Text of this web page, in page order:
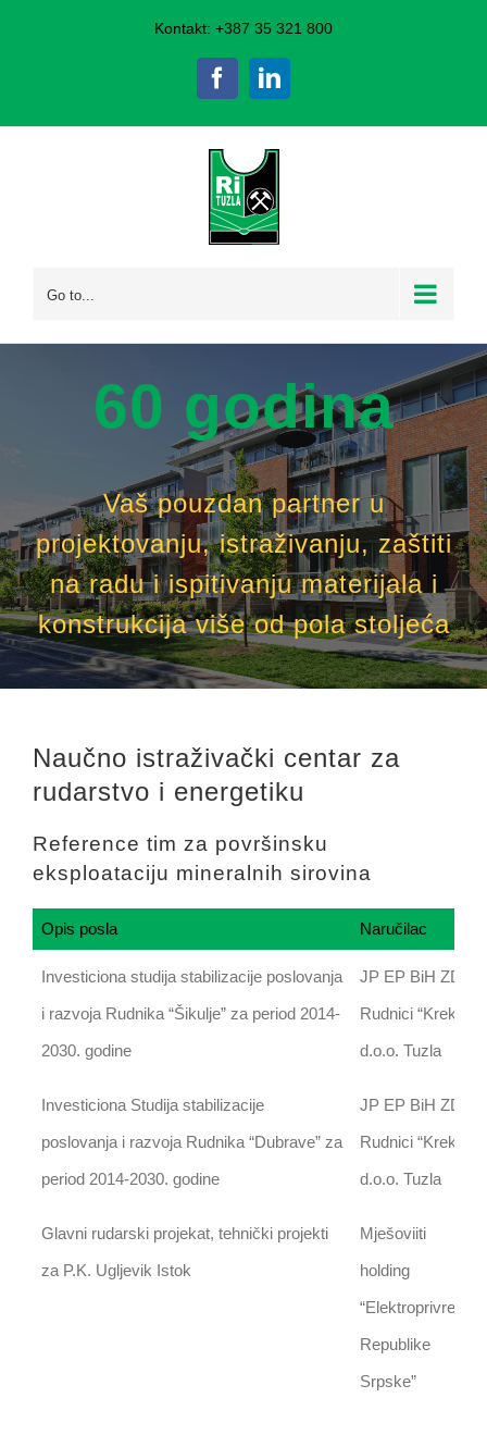
Kontakt: +387 35 321 800
FacebookLinkedIn
Go to...
60 godina
Vaš pouzdan partner u
projektovanju, istraživanju, zaštiti
na radu i ispitivanju materijala i
konstrukcija više od pola stoljeća
Naučno istraživački centar za
rudarstvo i energetiku
Reference tim za površinsku
eksploataciju mineralnih sirovina
Opis posla Naručilac
Investiciona studija stabilizacije poslovanja
i razvoja Rudnika “Šikulje” za period 2014-
2030. godine
JP EP BiH ZD
Rudnici “Kreka”
d.o.o. Tuzla
Investiciona Studija stabilizacije
poslovanja i razvoja Rudnika “Dubrave” za
period 2014-2030. godine
JP EP BiH ZD
Rudnici “Kreka”
d.o.o. Tuzla
Glavni rudarski projekat, tehnički projekti
za P.K. Ugljevik Istok
Mješoviiti
holding
“Elektroprivreda
Republike
Srpske”